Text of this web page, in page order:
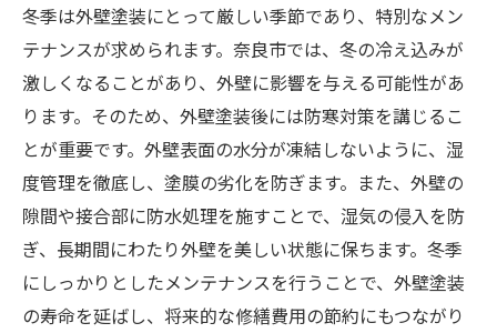
冬季は外壁塗装にとって厳しい季節であり、特別なメン
テナンスが求められます。奈良市では、冬の冷え込みが
激しくなることがあり、外壁に影響を与える可能性があ
ります。そのため、外壁塗装後には防寒対策を講じるこ
とが重要です。外壁表面の水分が凍結しないように、湿
度管理を徹底し、塗膜の劣化を防ぎます。また、外壁の
隙間や接合部に防水処理を施すことで、湿気の侵入を防
ぎ、長期間にわたり外壁を美しい状態に保ちます。冬季
にしっかりとしたメンテナンスを行うことで、外壁塗装
の寿命を延ばし、将来的な修繕費用の節約にもつながり